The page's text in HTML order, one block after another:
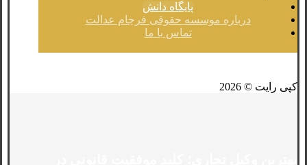
پایگاه دانش
درباره موسسه حقوقی فرجام عدالت
تماس با ما
کپی رایت © 2026